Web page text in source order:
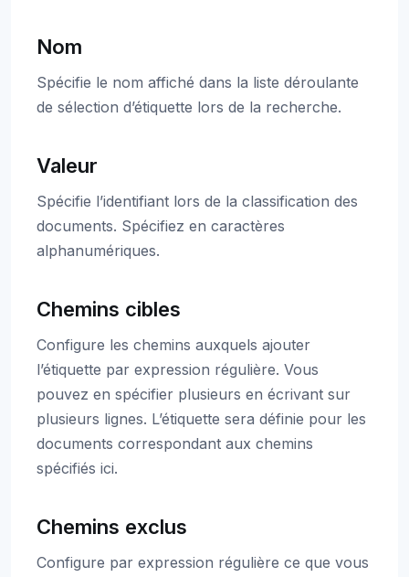
Nom
Spécifie le nom affiché dans la liste déroulante
de sélection d’étiquette lors de la recherche.
Valeur
Spécifie l’identifiant lors de la classification des
documents. Spécifiez en caractères
alphanumériques.
Chemins cibles
Configure les chemins auxquels ajouter
l’étiquette par expression régulière. Vous
pouvez en spécifier plusieurs en écrivant sur
plusieurs lignes. L’étiquette sera définie pour les
documents correspondant aux chemins
spécifiés ici.
Chemins exclus
Configure par expression régulière ce que vous